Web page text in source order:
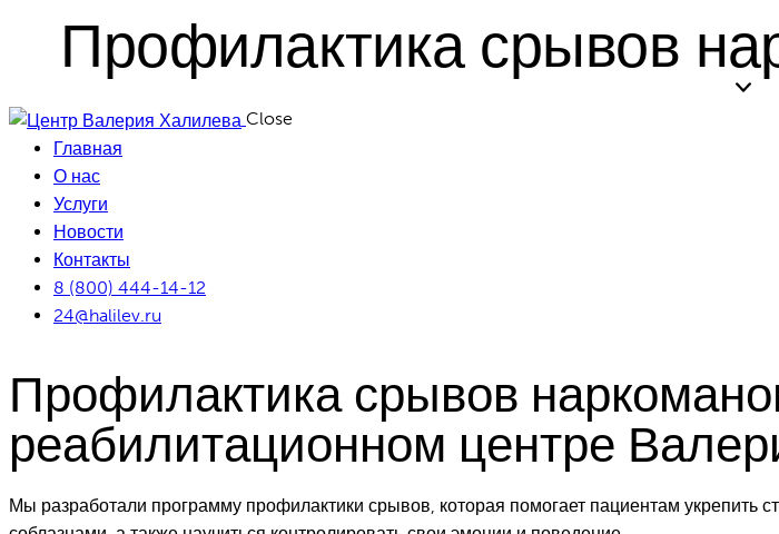
Профилактика срывов
Close
Главная
О нас
Услуги
Новости
Контакты
8 (800) 444-14-12
24@halilev.ru
Профилактика срывов
реабилитационном центре
Мы разработали программу профилактики срывов, которая помогает пациентам укрепить